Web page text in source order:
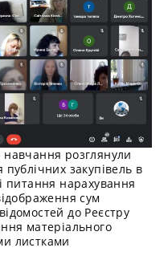
розглянули
закупівель в
питання нарахування
сум
до Реєстру
матеріального
листками